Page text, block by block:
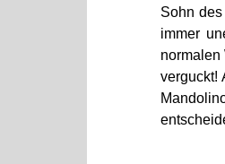
Sohn
immer
normalen
verguckt!